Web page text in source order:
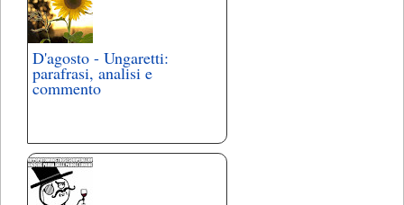
D'agosto - Ungaretti:
parafrasi, analisi e
commento